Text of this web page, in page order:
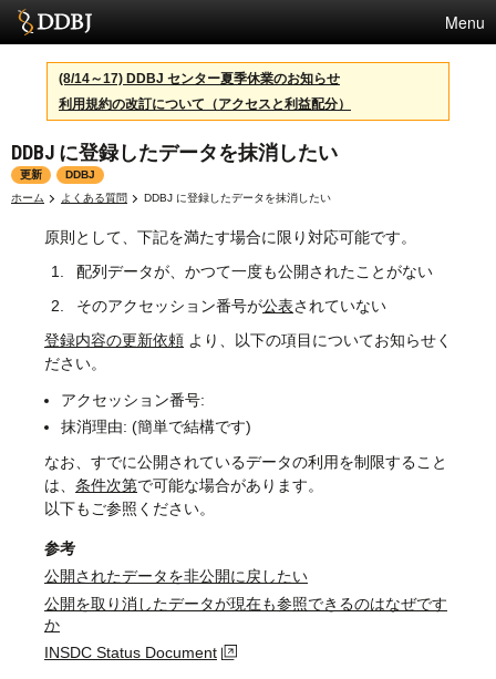
Menu
サービス
スパコン
統計
活動
センターについて
利用規約
問合せ
English
(8/14～17) DDBJ センター夏季休業のお知らせ
利用規約の改訂について（アクセスと利益配分）
DDBJ に登録したデータを抹消したい
更新
DDBJ
ホーム
よくある質問 DDBJ に登録したデータを抹消したい
原則として、下記を満たす場合に限り対応可能です。
配列データが、かつて一度も公開されたことがない
そのアクセッション番号が公表されていない
登録内容の更新依頼 より、以下の項目についてお知らせく
ださい。
アクセッション番号:
抹消理由: (簡単で結構です)
なお、すでに公開されているデータの利用を制限すること
は、 条件次第で可能な場合があります。
以下もご参照ください。
参考
公開されたデータを非公開に戻したい
公開を取り消したデータが現在も参照できるのはなぜです
か
INSDC Status Document